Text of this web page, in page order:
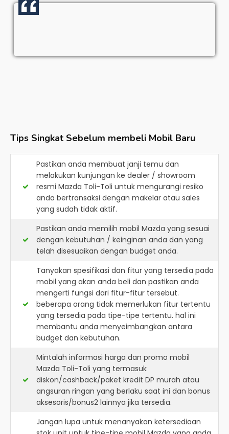
Tips Singkat Sebelum membeli Mobil Baru
Pastikan anda membuat janji temu dan
melakukan kunjungan ke dealer / showroom
resmi Mazda Toli-Toli untuk mengurangi resiko
anda bertransaksi dengan makelar atau sales
yang sudah tidak aktif.
Pastikan anda memilih mobil Mazda yang sesuai
dengan kebutuhan / keinginan anda dan yang
telah disesuaikan dengan budget anda.
Tanyakan spesifikasi dan fitur yang tersedia pada
mobil yang akan anda beli dan pastikan anda
mengerti fungsi dari fitur-fitur tersebut.
beberapa orang tidak memerlukan fitur tertentu
yang tersedia pada tipe-tipe tertentu. hal ini
membantu anda menyeimbangkan antara
budget dan kebutuhan.
Mintalah informasi harga dan promo mobil
Mazda Toli-Toli yang termasuk
diskon/cashback/paket kredit DP murah atau
angsuran ringan yang berlaku saat ini dan bonus
aksesoris/bonus2 lainnya jika tersedia.
Jangan lupa untuk menanyakan ketersediaan